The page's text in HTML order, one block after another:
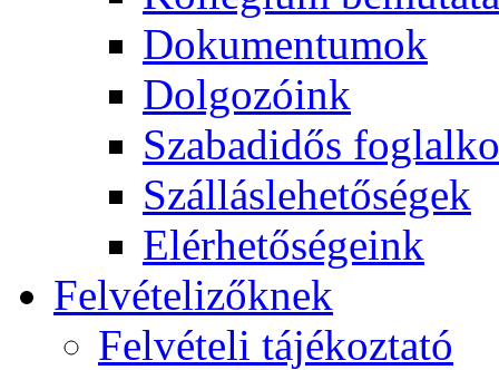
Dokumentumok
Dolgozóink
Szabadidős
Szálláslehetőségek
Elérhetőségeink
Felvételizőknek
Felvételi tájékoztató